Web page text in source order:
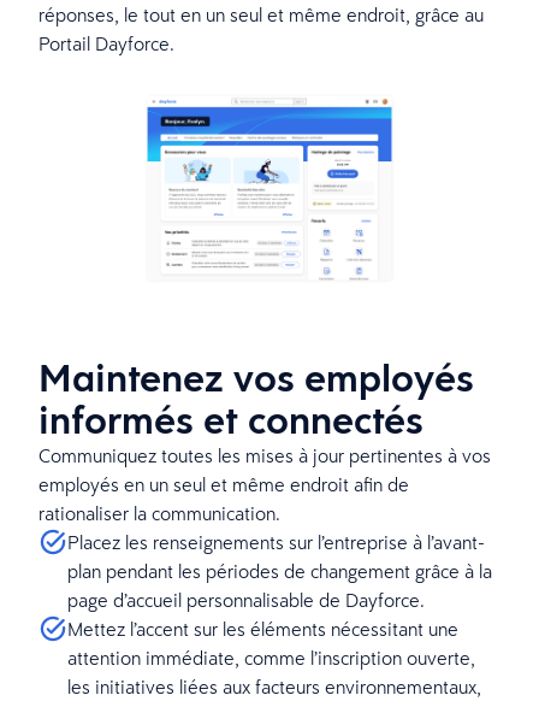
réponses, le tout en un seul et même endroit, grâce au
Portail Dayforce.
Maintenez vos employés
informés et connectés
Communiquez toutes les mises à jour pertinentes à vos
employés en un seul et même endroit afin de
rationaliser la communication.
Placez les renseignements sur l’entreprise à l’avant-
plan pendant les périodes de changement grâce à la
page d’accueil personnalisable de Dayforce.
Mettez l’accent sur les éléments nécessitant une
attention immédiate, comme l’inscription ouverte,
les initiatives liées aux facteurs environnementaux,